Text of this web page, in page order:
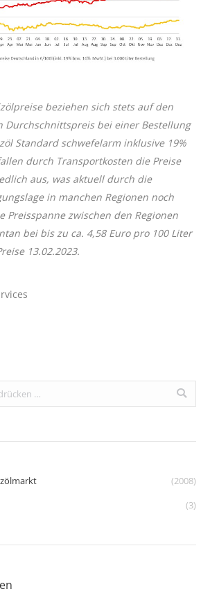
beziehen sich stets auf den
Durchschnittspreis bei einer Bestellung
Standard schwefelarm inklusive 19%
durch Transportkosten die Preise
aus, was aktuell durch die
in manchen Regionen noch
Preisspanne zwischen den Regionen
bei bis zu ca. 4,58 Euro pro 100 Liter
13.02.2023.
(2008)
(3)